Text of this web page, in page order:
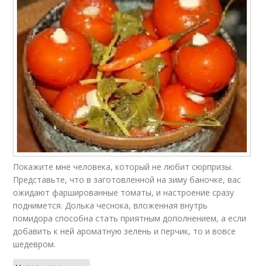
Покажите мне человека, который не любит сюрпризы.
Представьте, что в заготовленной на зиму баночке, вас
ожидают фаршированные томаты, и настроение сразу
поднимется. Долька чеснока, вложенная внутрь
помидора способна стать приятным дополнением, а если
добавить к ней ароматную зелень и перчик, то и вовсе
шедевром.